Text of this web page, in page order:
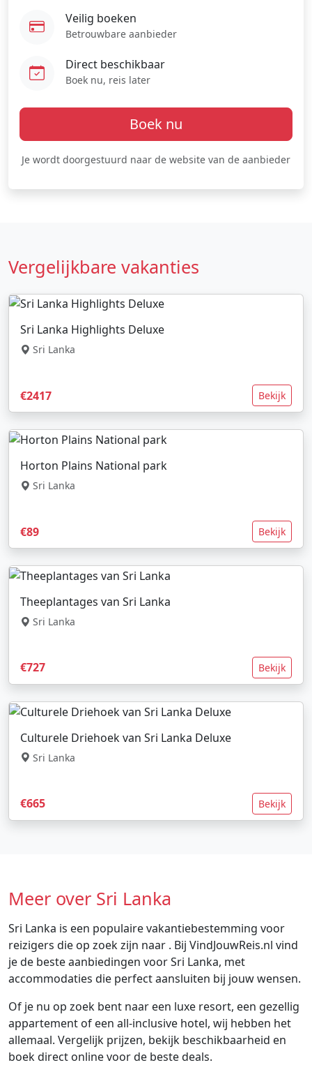
Veilig boeken
Betrouwbare aanbieder
Direct beschikbaar
Boek nu, reis later
Boek nu
Je wordt doorgestuurd naar de website van de aanbieder
Vergelijkbare vakanties
Sri Lanka Highlights Deluxe
Sri Lanka
€2417 Bekijk
Horton Plains National park
Sri Lanka
€89 Bekijk
Theeplantages van Sri Lanka
Sri Lanka
€727 Bekijk
Culturele Driehoek van Sri Lanka Deluxe
Sri Lanka
€665 Bekijk
Meer over Sri Lanka
Sri Lanka is een populaire vakantiebestemming voor
reizigers die op zoek zijn naar . Bij VindJouwReis.nl vind
je de beste aanbiedingen voor Sri Lanka, met
accommodaties die perfect aansluiten bij jouw wensen.
Of je nu op zoek bent naar een luxe resort, een gezellig
appartement of een all-inclusive hotel, wij hebben het
allemaal. Vergelijk prijzen, bekijk beschikbaarheid en
boek direct online voor de beste deals.